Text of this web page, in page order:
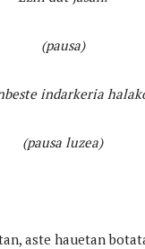
(pausa)
indarkeria
(pausa luzea)
aste hauetan